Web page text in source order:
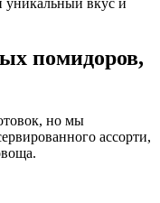
уникальный вкус и
помидоров,
но мы
ассорти,